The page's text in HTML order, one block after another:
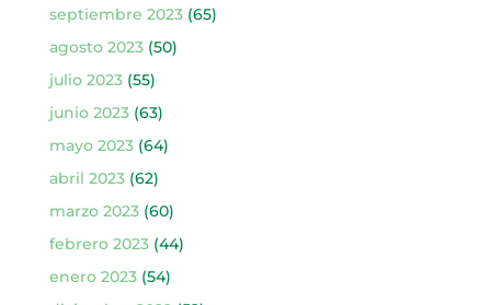
septiembre 2023(65)
agosto 2023(50)
julio 2023(55)
junio 2023(63)
mayo 2023(64)
abril 2023(62)
marzo 2023(60)
febrero 2023(44)
enero 2023(54)